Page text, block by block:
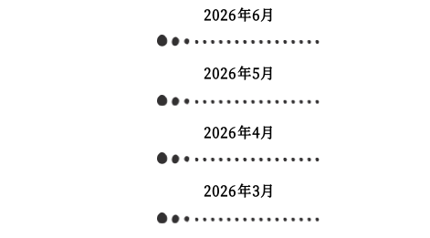
2026年6月
2026年5月
2026年4月
2026年3月